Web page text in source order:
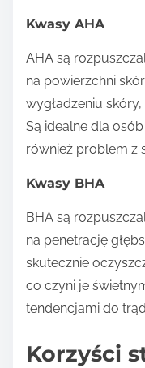
Kwasy AHA
AHA są
na powierzchni
wygładzeniu
Są idealne dla
również problem z
Kwasy BHA
BHA są
na penetrację
skutecznie
co czyni je
tendencjami do
Korzyści